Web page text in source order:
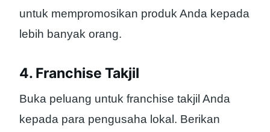
untuk mempromosikan produk Anda kepada
lebih banyak orang.
4. Franchise Takjil
Buka peluang untuk franchise takjil Anda
kepada para pengusaha lokal. Berikan